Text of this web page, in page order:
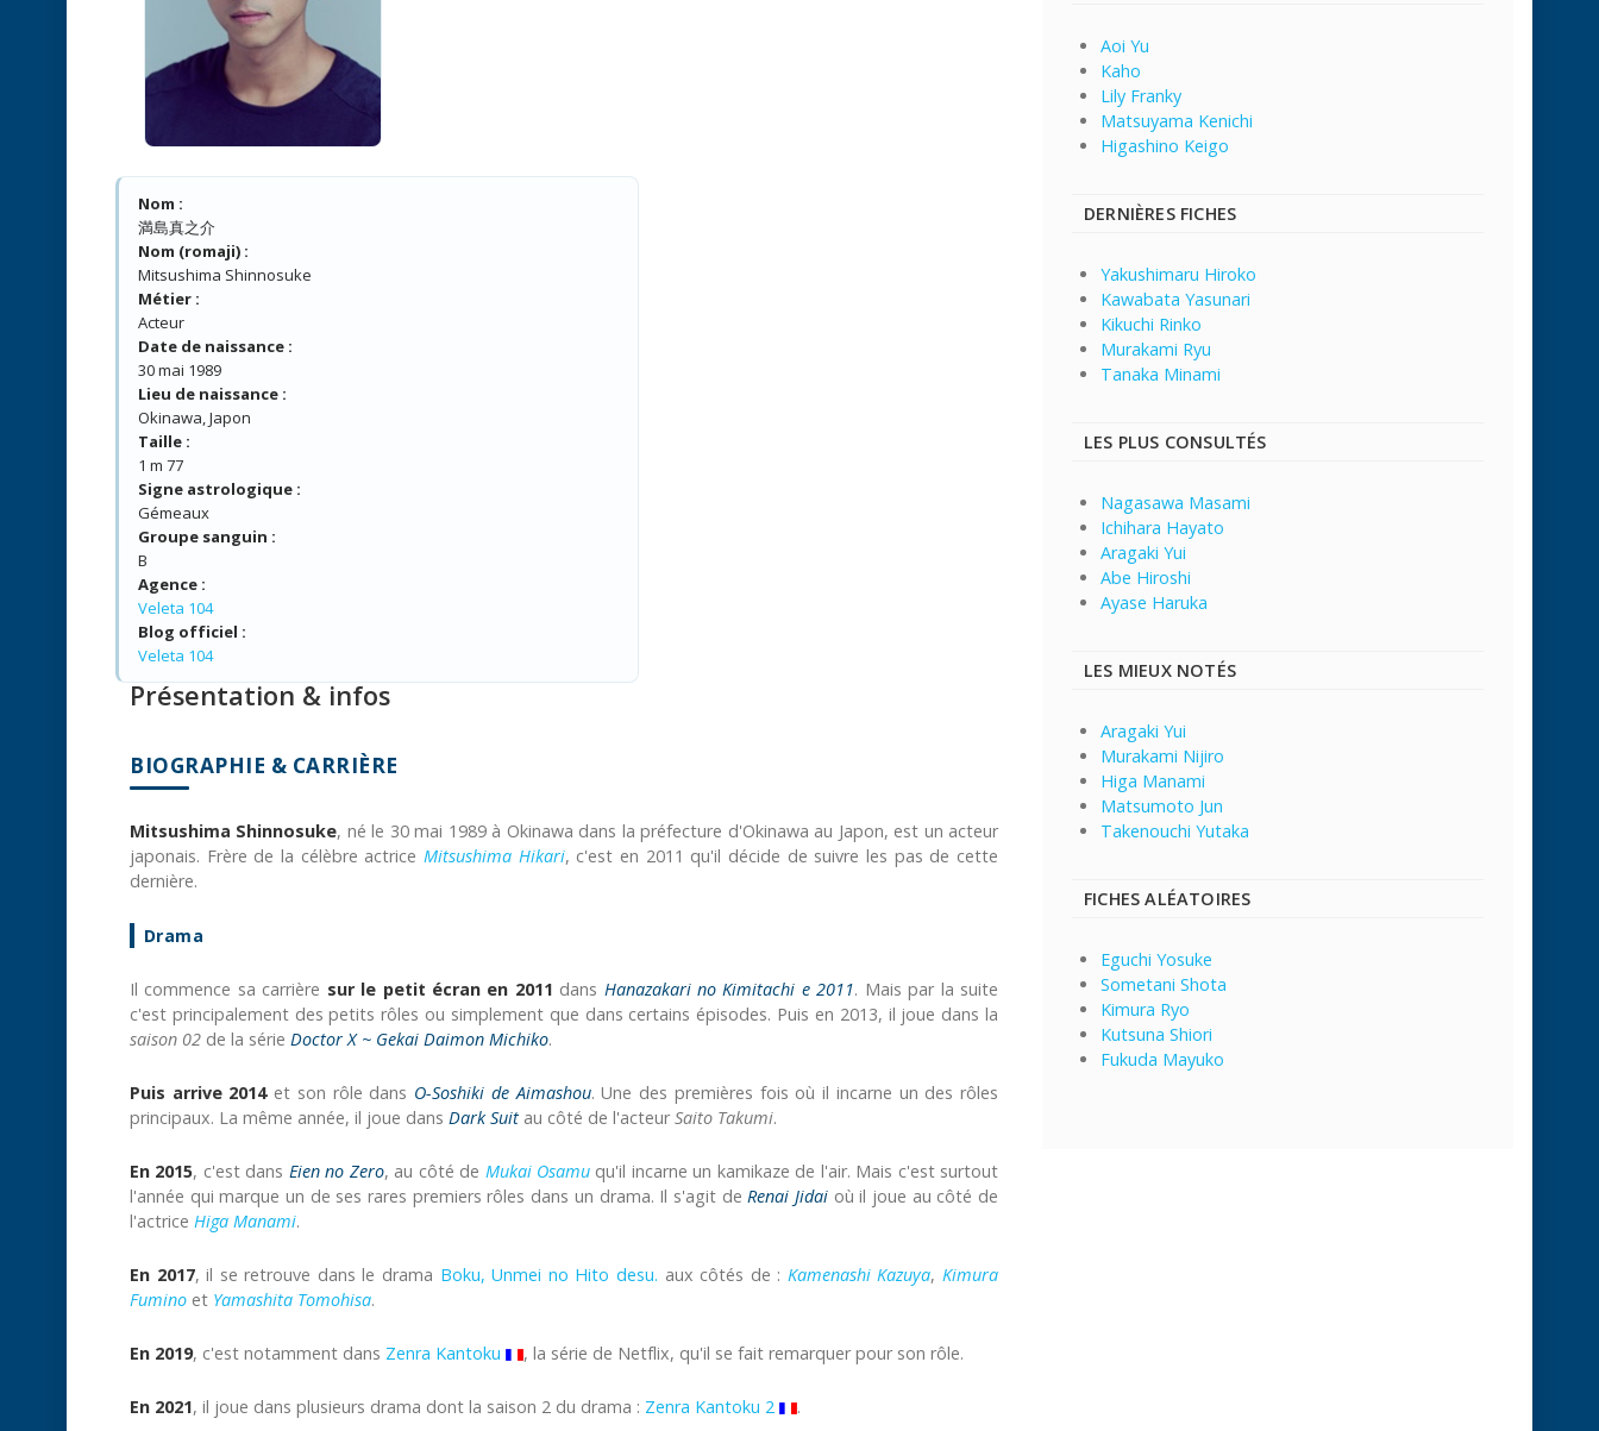
Nom :
満島真之介
Nom (romaji) :
Mitsushima Shinnosuke
Métier :
Acteur
Date de naissance :
30 mai 1989
Lieu de naissance :
Okinawa, Japon
Taille :
1 m 77
Signe astrologique :
Gémeaux
Groupe sanguin :
B
Agence :
Veleta 104
Blog officiel :
Veleta 104
Présentation & infos
BIOGRAPHIE & CARRIÈRE
Mitsushima Shinnosuke, né le 30 mai 1989 à Okinawa dans la préfecture d'Okinawa au Japon, est un acteur
japonais. Frère de la célèbre actrice Mitsushima Hikari, c'est en 2011 qu'il décide de suivre les pas de cette
dernière.
Drama
Il commence sa carrière sur le petit écran en 2011 dans Hanazakari no Kimitachi e 2011. Mais par la suite
c'est principalement des petits rôles ou simplement que dans certains épisodes. Puis en 2013, il joue dans la
saison 02 de la série Doctor X ~ Gekai Daimon Michiko.
Puis arrive 2014et son rôle dans O-Soshiki de Aimashou. Une des premières fois où il incarne un des rôles
principaux. La même année, il joue dans Dark Suit au côté de l'acteurSaito Takumi.
En 2015, c'est dans Eien no Zero, au côté de Mukai Osamuqu'il incarne un kamikaze de l'air. Mais c'est surtout
l'année qui marque un de ses rares premiers rôles dans un drama. Il s'agit de Renai Jidaioù il joue au côté de
l'actrice Higa Manami.
En 2017, il se retrouve dans le drama Boku, Unmei no Hito desu. aux côtés de : Kamenashi Kazuya, Kimura
Fumino et Yamashita Tomohisa.
En 2019, c'est notamment dans Zenra Kantoku , la série de Netflix, qu'il se fait remarquer pour son rôle.
En 2021, il joue dans plusieurs drama dont la saison 2 du drama : Zenra Kantoku 2 .
Aoi Yu
Kaho
Lily Franky
Matsuyama Kenichi
Higashino Keigo
DERNIÈRES FICHES
Yakushimaru Hiroko
Kawabata Yasunari
Kikuchi Rinko
Murakami Ryu
Tanaka Minami
LES PLUS CONSULTÉS
Nagasawa Masami
Ichihara Hayato
Aragaki Yui
Abe Hiroshi
Ayase Haruka
LES MIEUX NOTÉS
Aragaki Yui
Murakami Nijiro
Higa Manami
Matsumoto Jun
Takenouchi Yutaka
FICHES ALÉATOIRES
Eguchi Yosuke
Sometani Shota
Kimura Ryo
Kutsuna Shiori
Fukuda Mayuko